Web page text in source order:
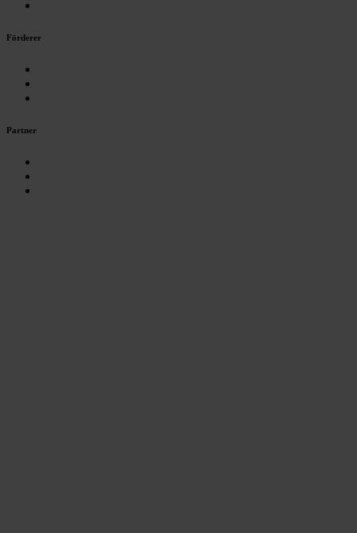
Förderer
Partner